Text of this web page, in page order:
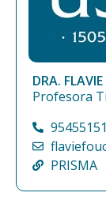
DRA.
Profesora
PRISMA